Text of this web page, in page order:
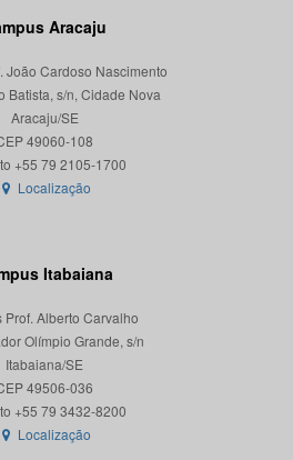
Aracaju
João Cardoso Nascimento
Batista, s/n, Cidade Nova
Aracaju/SE
49060-108
Localização
Itabaiana
Prof. Alberto Carvalho
Olímpio Grande, s/n
Itabaiana/SE
49506-036
Localização